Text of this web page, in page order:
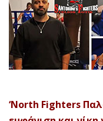
‘North Fighters